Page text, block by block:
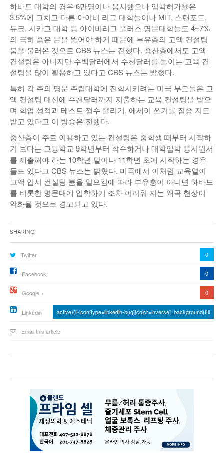
하바드 대학의 경우 6만명이나 응시했으나 입학허가율은
3.5%에 그치고 다른 아이비 리그 대학들이나 MIT, 스탠포드,
듀크, 시카고 대학 등 아이비리그 플러스 명문대학들도 4~7%
의 극히 좁은 문을 뚤어야 하기 때문에 부유층의 고액 컨설팅
붐을 불러온 것으로 CBS 뉴스는 전했다. 중산층에서도 고액
컨설팅은 아니지만 수백달러에서 수천달러를 들이는 교육 컨
설팅을 많이 활용하고 있다고 CBS 뉴스는 밝혔다.
특히 각 주의 명문 주립대학에 진학시키려는 미국 부모들은 고
액 컨설팅 대신에 수천달러까지 지출하는 교육 컨설팅을 받으
며 학업 성적과 테스트 점수 올리기, 에세이 쓰기를 집중 지도
받고 있다고 이 방송은 전했다.
중산층이 주로 이용하고 있는 컨설팅은 중학생 때부터 시작하
기 보다는 고등학교 9학년부터 착수하거나 대학입학 응시원서
를 제출해야 하는 10학년 말이나 11학년 초에 시작하는 경우
들도 있다고 CBS 뉴스는 밝혔다. 미국에서 이처럼 교육열이
고액 입시 컨설팅 붐을 일으킴에 따라 부유층이 아니면 하바드
를 비롯한 명문대에 입학하기 조차 어려워 지는 왜곡 현상이
악화될 것으로 경고되고 있다.
Sharing
Twitter 0
Facebook 0
Google + 0
Linkedin active){li-icon[type=linkedin-bug][color=inverse] .background{fill
Email this article